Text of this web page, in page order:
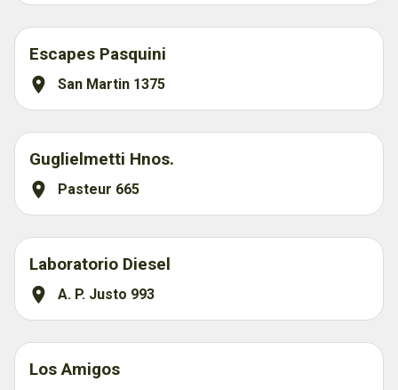
Escapes Pasquini
San Martin 1375
Guglielmetti Hnos.
Pasteur 665
Laboratorio Diesel
A. P. Justo 993
Los Amigos